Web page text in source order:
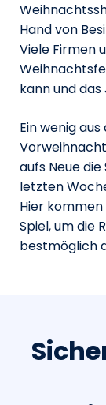
Hand von
Viele Firmen
kann und
Ein wenig
aufs Neue
letzten
Hier
Spiel, um die
bestmöglich